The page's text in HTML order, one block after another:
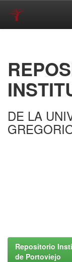
DE LA
Repositorio
de Portoviejo